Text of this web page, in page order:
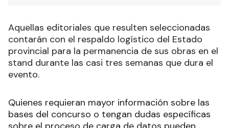
Aquellas editoriales que resulten seleccionadas
contarán con el respaldo logístico del Estado
provincial para la permanencia de sus obras en el
stand durante las casi tres semanas que dura el
evento.
Quienes requieran mayor información sobre las
bases del concurso o tengan dudas específicas